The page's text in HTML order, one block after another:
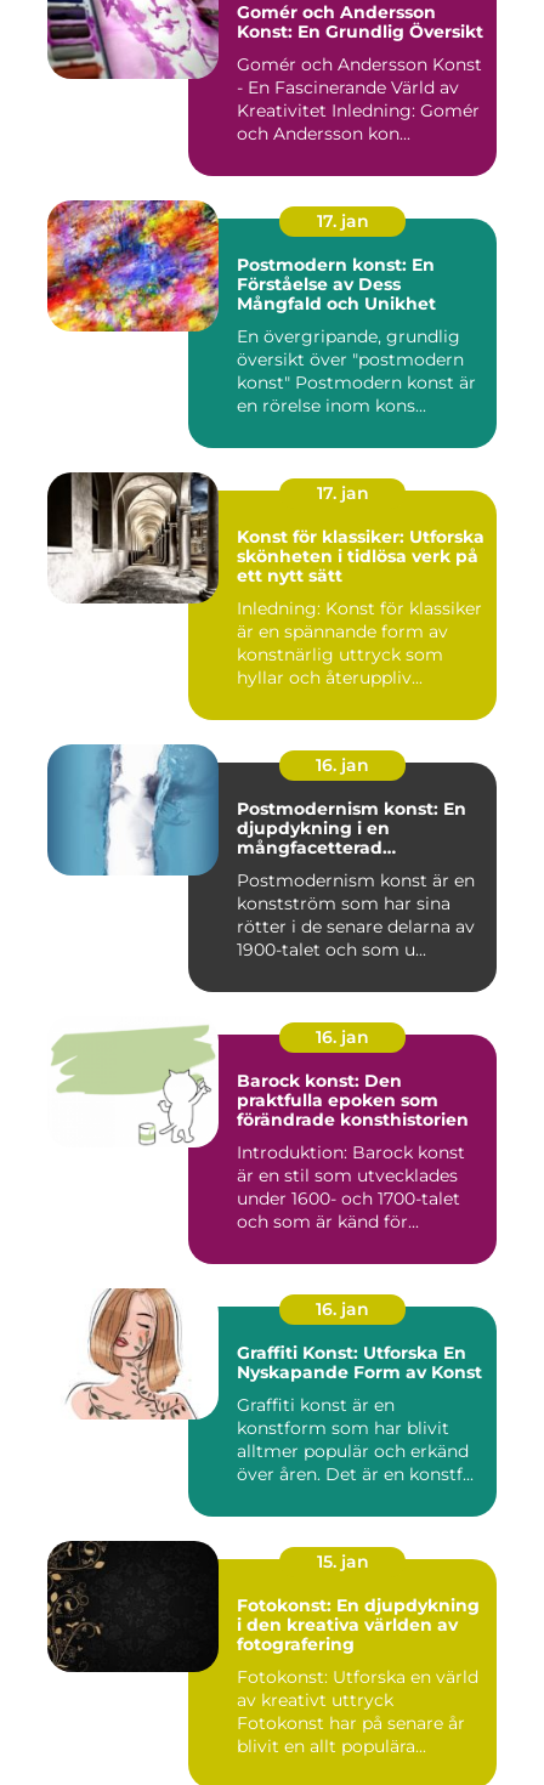
Gomér och Andersson
Konst: En Grundlig Översikt
Gomér och Andersson Konst
- En Fascinerande Värld av
Kreativitet Inledning: Gomér
och Andersson kon...
17. jan
Postmodern konst: En
Förståelse av Dess
Mångfald och Unikhet
En övergripande, grundlig
översikt över "postmodern
konst" Postmodern konst är
en rörelse inom kons...
17. jan
Konst för klassiker: Utforska
skönheten i tidlösa verk på
ett nytt sätt
Inledning: Konst för klassiker
är en spännande form av
konstnärlig uttryck som
hyllar och återuppliv...
16. jan
Postmodernism konst: En
djupdykning i en
mångfacetterad
Postmodernism konst är en
konstström som har sina
rötter i de senare delarna av
1900-talet och som u...
16. jan
Barock konst: Den
praktfulla epoken som
förändrade konsthistorien
Introduktion: Barock konst
är en stil som utvecklades
under 1600- och 1700-talet
och som är känd för...
16. jan
Graffiti Konst: Utforska En
Nyskapande Form av Konst
Graffiti konst är en
konstform som har blivit
alltmer populär och erkänd
över åren. Det är en konstf...
15. jan
Fotokonst: En djupdykning
i den kreativa världen av
fotografering
Fotokonst: Utforska en värld
av kreativt uttryck
Fotokonst har på senare år
blivit en allt populära...